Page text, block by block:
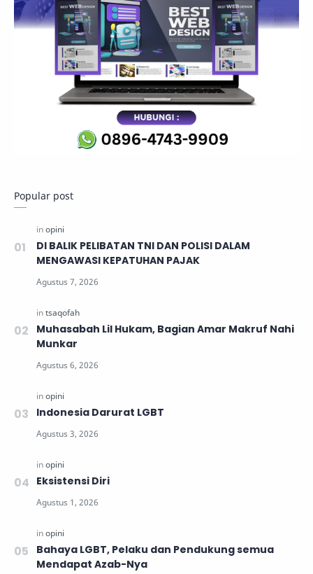
Popular post
DI BALIK PELIBATAN TNI DAN POLISI DALAM
MENGAWASI KEPATUHAN PAJAK
Muhasabah Lil Hukam, Bagian Amar Makruf Nahi
Munkar
Indonesia Darurat LGBT
Eksistensi Diri
Bahaya LGBT, Pelaku dan Pendukung semua
Mendapat Azab-Nya